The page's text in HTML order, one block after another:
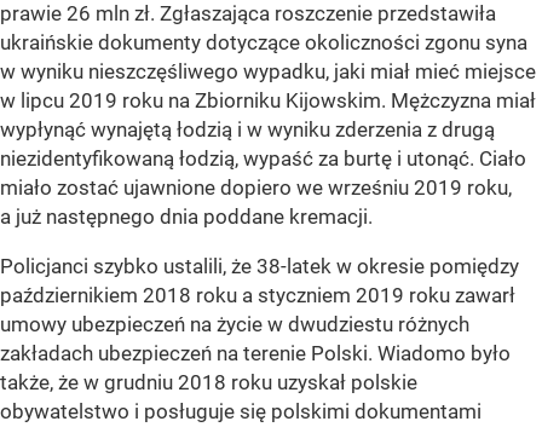
prawie 26 mln zł. Zgłaszająca roszczenie przedstawiła
ukraińskie dokumenty dotyczące okoliczności zgonu syna
w wyniku nieszczęśliwego wypadku, jaki miał mieć miejsce
w lipcu 2019 roku na Zbiorniku Kijowskim. Mężczyzna miał
wypłynąć wynajętą łodzią i w wyniku zderzenia z drugą
niezidentyfikowaną łodzią, wypaść za burtę i utonąć. Ciało
miało zostać ujawnione dopiero we wrześniu 2019 roku,
a już następnego dnia poddane kremacji.
Policjanci szybko ustalili, że 38-latek w okresie pomiędzy
październikiem 2018 roku a styczniem 2019 roku zawarł
umowy ubezpieczeń na życie w dwudziestu różnych
zakładach ubezpieczeń na terenie Polski. Wiadomo było
także, że w grudniu 2018 roku uzyskał polskie
obywatelstwo i posługuje się polskimi dokumentami